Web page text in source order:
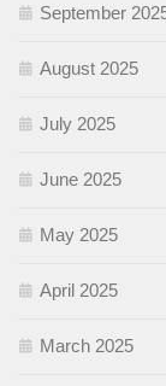
September
August 2025
July 2025
June 2025
May 2025
April 2025
March 2025